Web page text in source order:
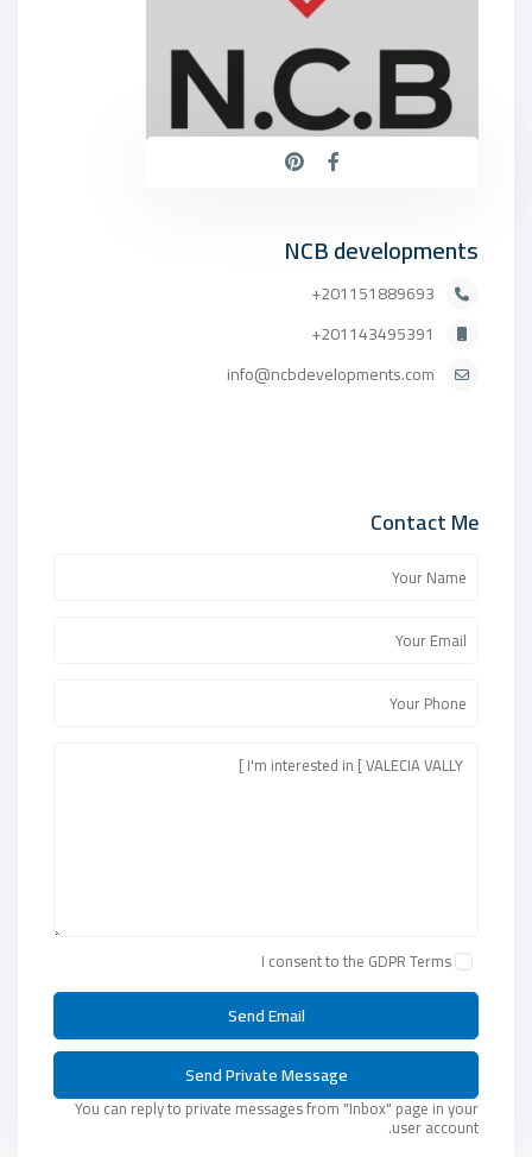
NCB developments
201151889693+
201143495391+
info@ncbdevelopments.com
Contact Me
I consent to the GDPR Terms
You can reply to private messages from "Inbox" page in your
user account.